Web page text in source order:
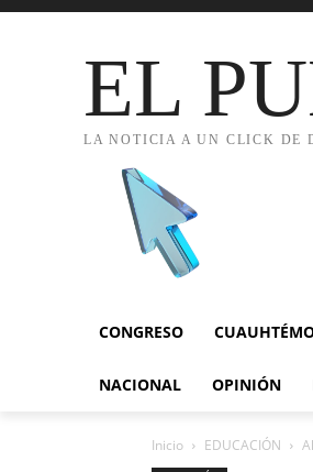
EL
LA NOTICIA A UN CLICK DE
CONGRESO
NACIONAL OPINIÓN
Inicio EDUCACIÓN